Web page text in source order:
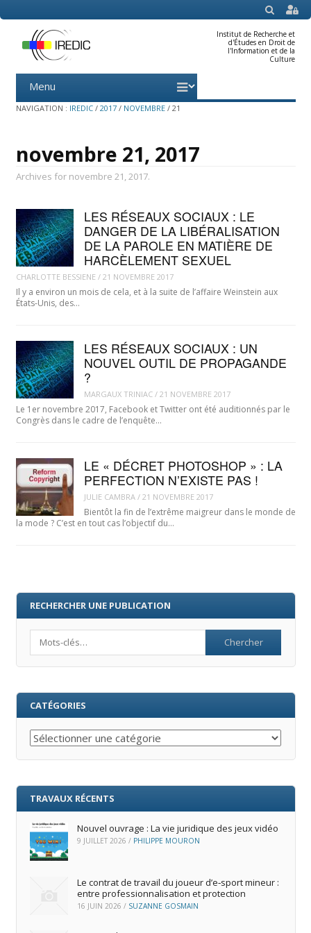
SEARCH
Institut de Recherche et
d'Études en Droit de
l'Information et de la
Culture
Menu
content
NAVIGATION : IREDIC / 2017 / NOVEMBRE / 21
novembre 21, 2017
Archives for novembre 21, 2017.
LES RÉSEAUX SOCIAUX : LE
DANGER DE LA LIBÉRALISATION
DE LA PAROLE EN MATIÈRE DE
HARCÈLEMENT SEXUEL
CHARLOTTE BESSIENE / 21 NOVEMBRE 2017
Il y a environ un mois de cela, et à la suite de l’affaire Weinstein aux
États-Unis, des…
LES RÉSEAUX SOCIAUX : UN
NOUVEL OUTIL DE PROPAGANDE
?
MARGAUX TRINIAC/ 21 NOVEMBRE 2017
Le 1er novembre 2017, Facebook et Twitter ont été auditionnés par le
Congrès dans le cadre de l’enquête…
LE « DÉCRET PHOTOSHOP » : LA
PERFECTION N’EXISTE PAS !
JULIE CAMBRA/ 21 NOVEMBRE 2017
Bientôt la fin de l’extrême maigreur dans le monde de
la mode ? C’est en tout cas l’objectif du…
RECHERCHER UNE PUBLICATION
CATÉGORIES
Catégories
TRAVAUX RÉCENTS
Nouvel ouvrage : La vie juridique des jeux vidéo
9 JUILLET 2026 / PHILIPPE MOURON
Le contrat de travail du joueur d’e‑sport mineur :
entre professionnalisation et protection
16 JUIN 2026 / SUZANNE GOSMAIN